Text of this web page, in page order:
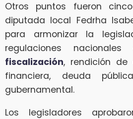
Otros puntos fueron
diputada local Fedrha
para armonizar la
regulaciones
fiscalización, rendición de
financiera, deuda
gubernamental.
Los legisladores